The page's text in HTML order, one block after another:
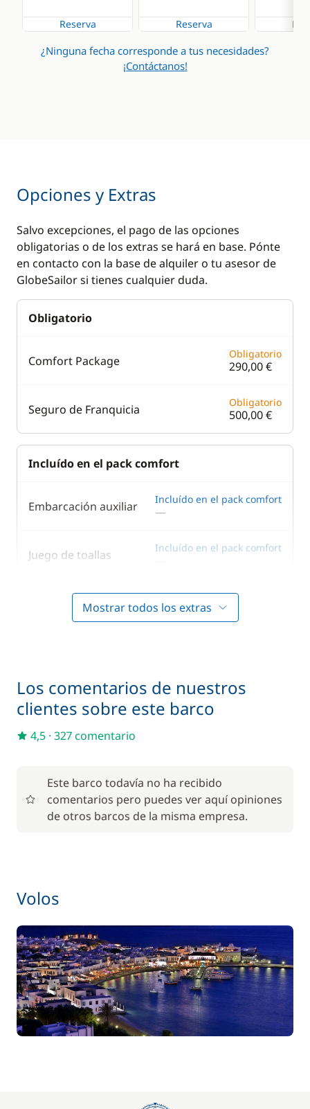
Reserva Reserva
¿Ninguna fecha corresponde a tus necesidades?
¡Contáctanos!
Opciones y Extras
Salvo excepciones, el pago de las opciones
obligatorias o de los extras se hará en base. Pónte
en contacto con la base de alquiler o tu asesor de
GlobeSailor si tienes cualquier duda.
Obligatorio
Comfort Package Obligatorio
290,00 €
Seguro de Franquicia Obligatorio
500,00 €
Incluído en el pack comfort
Embarcación auxiliar Incluído en el pack comfort
—
Juego de toallas Incluído en el pack comfort
Kit de bienvenida Incluído en el pack comfort
—
Motor fueraborda Incluído en el pack comfort
—
En opción
Barbacoa 80,00 €
Cocinero (comidas no incluidas) 215,00 €
/ noche
Paddle 100,00 €
/ semana
Mostrar todos los extras
Los comentarios de nuestros
clientes sobre este barco
4,5 · 327 comentario
Este barco todavía no ha recibido
comentarios pero puedes ver aquí opiniones
de otros barcos de la misma empresa.
Volos